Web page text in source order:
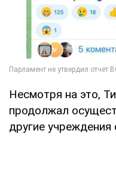
Несмотря на это,
продолжал
другие